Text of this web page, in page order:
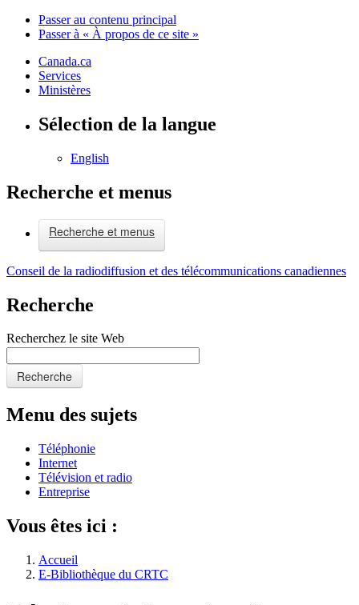
Passer au contenu principal
Passer à « À propos de ce site »
Canada.ca
Services
Ministères
Sélection de la langue
English
Recherche et menus
Recherche et menus
Conseil de la radiodiffusion et des télécommunications canadiennes
Recherche
Recherchez le site Web
Recherche
Menu des sujets
Téléphonie
Internet
Télévision et radio
Entreprise
Vous êtes ici :
Accueil
E-Bibliothèque du CRTC